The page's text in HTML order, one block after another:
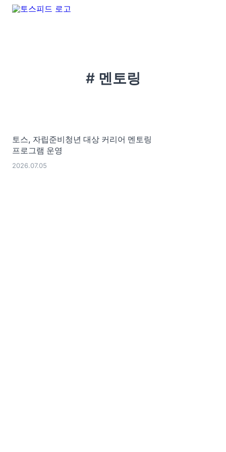
# 멘토링
토스, 자립준비청년 대상 커리어 멘토링
프로그램 운영
2026.07.05